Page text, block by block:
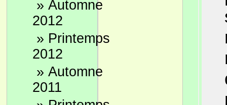
» Automne
2012
» Printemps
2012
» Automne
2011